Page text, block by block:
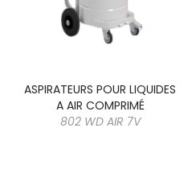
ASPIRATEURS POUR LIQUIDES
A AIR COMPRIMÉ
802 WD AIR 7V